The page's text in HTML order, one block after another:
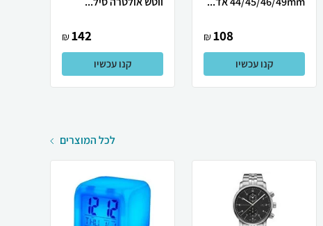
108
₪
קנו עכשיו
142
₪
קנו עכשיו
לכל המוצרים